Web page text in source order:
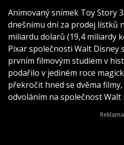
Animovaný snímek Toy Story
dnešnímu dni za prodej lístků
miliardu dolarů (19,4 miliardy
Pixar společnosti Walt Disney
prvním filmovým studiem v
podařilo v jediném roce
překročit hned se dvěma
odvoláním na společnost Walt